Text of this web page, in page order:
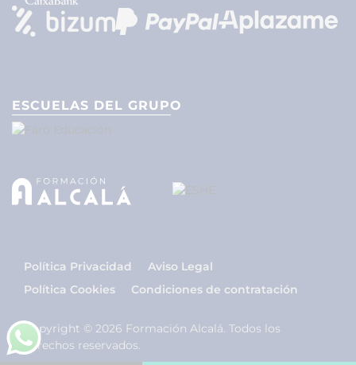
ESCUELAS DEL GRUPO
Política Privacidad
Aviso Legal
Política Cookies
Condiciones de contratación
Copyright © 2026 Formación Alcalá. Todos los
derechos reservados.